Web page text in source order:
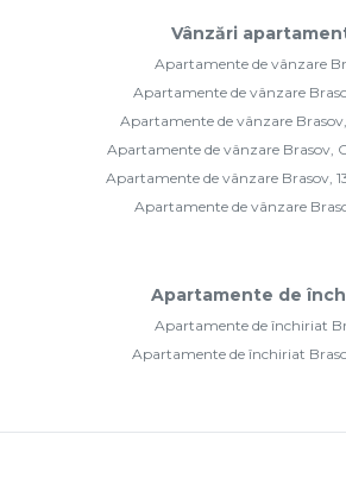
Vânzări
Apartamente de vânzare
Apartamente de vânzare
Apartamente de vânzare
Apartamente de vânzare Brasov,
Apartamente de vânzare Brasov,
Apartamente de vânzare
Apartamente de
Apartamente de închiriat
Apartamente de închiriat